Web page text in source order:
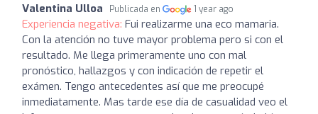
Valentina Ulloa Publicada en 1 year ago
Experiencia negativa: Fui realizarme una eco mamaria.
Con la atención no tuve mayor problema pero si con el
resultado. Me llega primeramente uno con mal
pronóstico, hallazgos y con indicación de repetir el
exámen. Tengo antecedentes así que me preocupé
inmediatamente. Mas tarde ese día de casualidad veo el